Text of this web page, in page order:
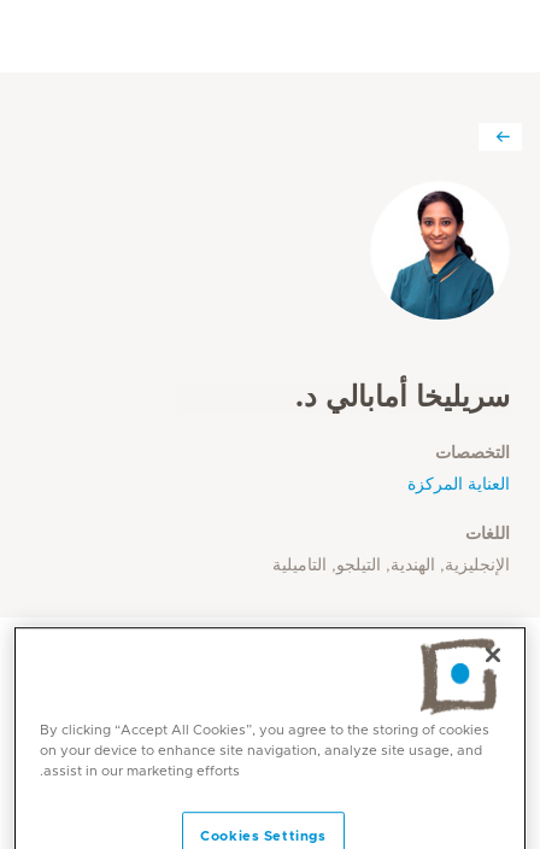
سريليخا أمابالي د.
التخصصات
العناية المركزة
اللغات
الإنجليزية, الهندية, التيلجو, التاميلية
By clicking “Accept All Cookies”, you agree to the storing of cookies
on your device to enhance site navigation, analyze site usage, and
assist in our marketing efforts.
Cookies Settings